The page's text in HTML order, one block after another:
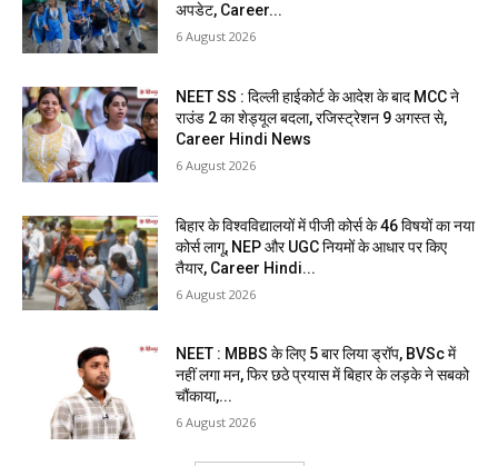
अपडेट, Career...
6 August 2026
NEET SS : दिल्ली हाईकोर्ट के आदेश के बाद MCC ने
राउंड 2 का शेड्यूल बदला, रजिस्ट्रेशन 9 अगस्त से,
Career Hindi News
6 August 2026
बिहार के विश्वविद्यालयों में पीजी कोर्स के 46 विषयों का नया
कोर्स लागू, NEP और UGC नियमों के आधार पर किए
तैयार, Career Hindi...
6 August 2026
NEET : MBBS के लिए 5 बार लिया ड्रॉप, BVSc में
नहीं लगा मन, फिर छठे प्रयास में बिहार के लड़के ने सबको
चौंकाया,...
6 August 2026